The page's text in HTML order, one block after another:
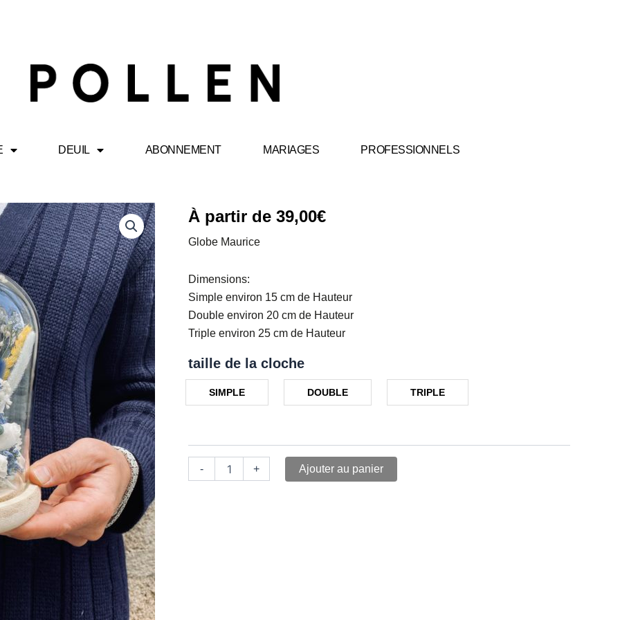
DEUIL ABONNEMENT MARIAGES PROFESSIONNELS
À partir de 39,00€
Globe Maurice
Dimensions:
Simple environ 15 cm de Hauteur
Double environ 20 cm de Hauteur
Triple environ 25 cm de Hauteur
taille de la cloche
SIMPLE DOUBLE TRIPLE
-
quantité
de
Cloche
Maurice
+ Ajouter au panier